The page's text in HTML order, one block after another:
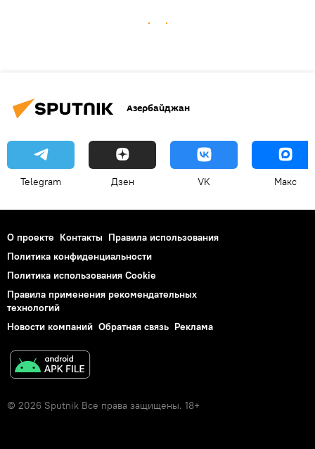
Азербайджан
Telegram Дзен VK Макс
О проекте Контакты Правила использования
Политика конфиденциальности
Политика использования Cookie
Правила применения рекомендательных
технологий
Новости компаний Обратная связь Реклама
© 2026 Sputnik Все права защищены. 18+